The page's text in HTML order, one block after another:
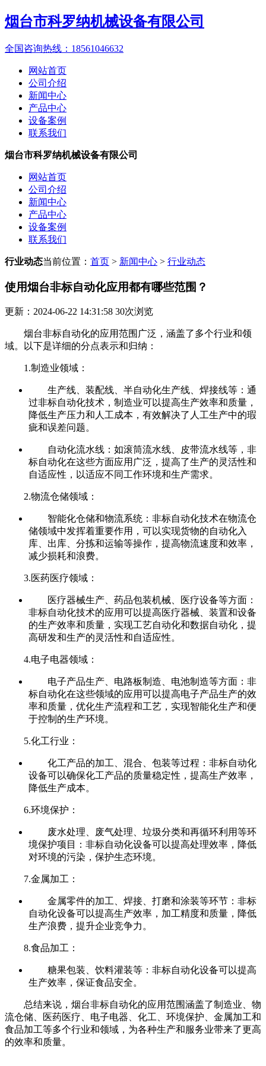
烟台市科罗纳机械设备有限公司
全国咨询热线： 18561046632
网站首页
公司介绍
新闻中心
产品中心
设备案例
联系我们
烟台市科罗纳机械设备有限公司
网站首页
公司介绍
新闻中心
产品中心
设备案例
联系我们
行业动态当前位置： 首页 > 新闻中心 > 行业动态
使用烟台非标自动化应用都有哪些范围？
更新：2024-06-22 14:31:58 30次浏览
烟台非标自动化的应用范围广泛，涵盖了多个行业和领
域。以下是详细的分点表示和归纳：
1.制造业领域：
生产线、装配线、半自动化生产线、焊接线等：通
过非标自动化技术，制造业可以提高生产效率和质量，
降低生产压力和人工成本，有效解决了人工生产中的瑕
疵和误差问题。
自动化流水线：如滚筒流水线、皮带流水线等，非
标自动化在这些方面应用广泛，提高了生产的灵活性和
自适应性，以适应不同工作环境和生产需求。
2.物流仓储领域：
智能化仓储和物流系统：非标自动化技术在物流仓
储领域中发挥着重要作用，可以实现货物的自动化入
库、出库、分拣和运输等操作，提高物流速度和效率，
减少损耗和浪费。
3.医药医疗领域：
医疗器械生产、药品包装机械、医疗设备等方面：
非标自动化技术的应用可以提高医疗器械、装置和设备
的生产效率和质量，实现工艺自动化和数据自动化，提
高研发和生产的灵活性和自适应性。
4.电子电器领域：
电子产品生产、电路板制造、电池制造等方面：非
标自动化在这些领域的应用可以提高电子产品生产的效
率和质量，优化生产流程和工艺，实现智能化生产和便
于控制的生产环境。
5.化工行业：
化工产品的加工、混合、包装等过程：非标自动化
设备可以确保化工产品的质量稳定性，提高生产效率，
降低生产成本。
6.环境保护：
废水处理、废气处理、垃圾分类和再循环利用等环
境保护项目：非标自动化设备可以提高处理效率，降低
对环境的污染，保护生态环境。
7.金属加工：
金属零件的加工、焊接、打磨和涂装等环节：非标
自动化设备可以提高生产效率，加工精度和质量，降低
生产浪费，提升企业竞争力。
8.食品加工：
糖果包装、饮料灌装等：非标自动化设备可以提高
生产效率，保证食品安全。
总结来说，烟台非标自动化的应用范围涵盖了制造业、物
流仓储、医药医疗、电子电器、化工、环境保护、金属加工和
食品加工等多个行业和领域，为各种生产和服务业带来了更高
的效率和质量。